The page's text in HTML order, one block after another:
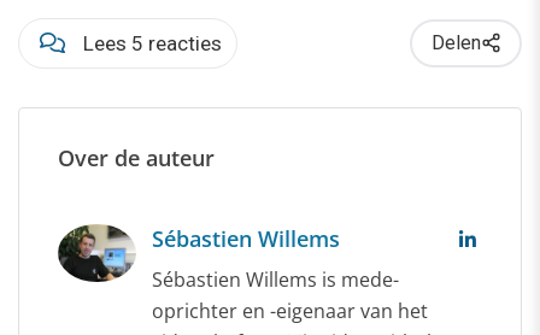
Lees 5 reacties Delen
Over de auteur
Sébastien Willems
Sébastien Willems is mede-
oprichter en -eigenaar van het